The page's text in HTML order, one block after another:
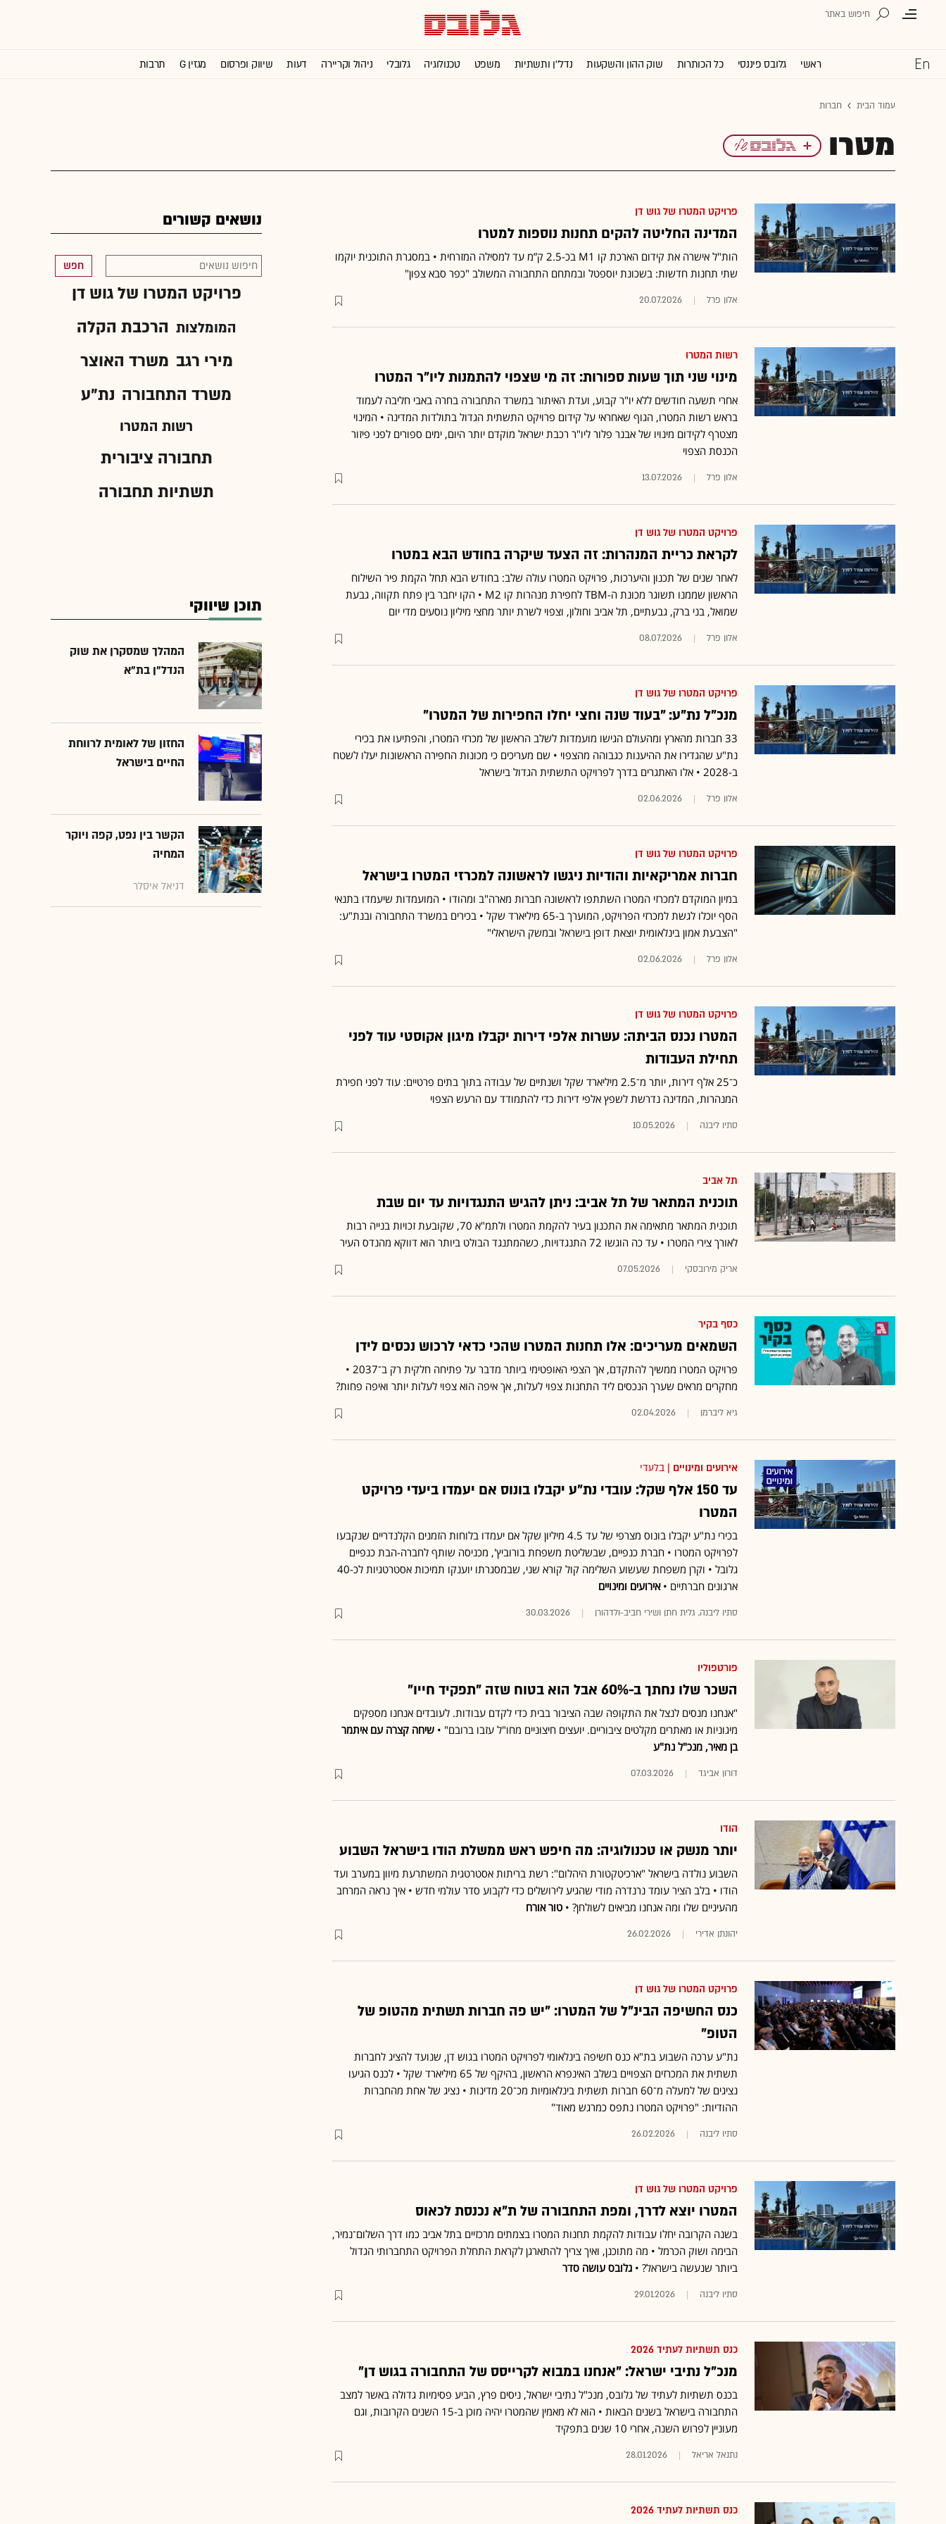
ראשי גלובס פיננסי כל הכותרות שוק ההון והשקעות נדל''ן ותשתיות משפט טכנולוגיה גלובלי ניהול וקריירה דעות שיווק ופרסום מגזין G תרבות
עמוד הבית חברות
מטרו
פרויקט המטרו של גוש דן
המדינה החליטה להקים תחנות נוספות למטרו
הות"ל אישרה את קידום הארכת קו M1 בכ-2.5 ק”מ עד למסילה המזרחית • במסגרת התוכנית יוקמו
שתי תחנות חדשות: בשכונת יוספטל ובמתחם התחבורה המשולב "כפר סבא צפון"
אלון פרל 20.07.2026
רשות המטרו
מינוי שני תוך שעות ספורות: זה מי שצפוי להתמנות ליו"ר המטרו
אחרי תשעה חודשים ללא יו"ר קבוע, ועדת האיתור במשרד התחבורה בחרה באבי חליבה לעמוד
בראש רשות המטרו, הגוף שאחראי על קידום פרויקט התשתית הגדול בתולדות המדינה • המינוי
מצטרף לקידום מינויו של אבנר פלור ליו"ר רכבת ישראל מוקדם יותר היום, ימים ספורים לפני פיזור
הכנסת הצפוי
אלון פרל 13.07.2026
פרויקט המטרו של גוש דן
לקראת כריית המנהרות: זה הצעד שיקרה בחודש הבא במטרו
לאחר שנים של תכנון והיערכות, פרויקט המטרו עולה שלב: בחודש הבא תחל הקמת פיר השילוח
הראשון שממנו תשוגר מכונת ה-TBM לחפירת מנהרות קו M2 • הקו יחבר בין פתח תקווה, גבעת
שמואל, בני ברק, גבעתיים, תל אביב וחולון, וצפוי לשרת יותר מחצי מיליון נוסעים מדי יום
אלון פרל 08.07.2026
פרויקט המטרו של גוש דן
מנכ"ל נת"ע: "בעוד שנה וחצי יחלו החפירות של המטרו"
33 חברות מהארץ ומהעולם הגישו מועמדות לשלב הראשון של מכרזי המטרו, והפתיעו את בכירי
נת"ע שהגדירו את ההיענות כגבוהה מהצפוי • שם מעריכים כי מכונות החפירה הראשונות יעלו לשטח
ב-2028 • אלו האתגרים בדרך לפרויקט התשתית הגדול בישראל
אלון פרל 02.06.2026
פרויקט המטרו של גוש דן
חברות אמריקאיות והודיות ניגשו לראשונה למכרזי המטרו בישראל
במיון המוקדם למכרזי המטרו השתתפו לראשונה חברות מארה"ב ומהודו • המועמדות שיעמדו בתנאי
הסף יוכלו לגשת למכרזי הפרויקט, המוערך ב-65 מיליארד שקל • בכירים במשרד התחבורה ובנת"ע:
"הצבעת אמון בינלאומית יוצאת דופן בישראל ובמשק הישראלי"
אלון פרל 02.06.2026
פרויקט המטרו של גוש דן
המטרו נכנס הביתה: עשרות אלפי דירות יקבלו מיגון אקוסטי עוד לפני
תחילת העבודות
כ־25 אלף דירות, יותר מ־2.5 מיליארד שקל ושנתיים של עבודה בתוך בתים פרטיים: עוד לפני חפירת
המנהרות, המדינה נדרשת לשפץ אלפי דירות כדי להתמודד עם הרעש הצפוי
סתיו ליבנה 10.05.2026
תל אביב
תוכנית המתאר של תל אביב: ניתן להגיש התנגדויות עד יום שבת
תוכנית המתאר מתאימה את התכנון בעיר להקמת המטרו ולתמ"א 70, שקובעת זכויות בנייה רבות
לאורך צירי המטרו • עד כה הוגשו 72 התנגדויות, כשהמתנגד הבולט ביותר הוא דווקא מהנדס העיר
אריק מירובסקי 07.05.2026
כסף בקיר
השמאים מעריכים: אלו תחנות המטרו שהכי כדאי לרכוש נכסים לידן
פרויקט המטרו ממשיך להתקדם, אך הצפי האופטימי ביותר מדבר על פתיחה חלקית רק ב־2037 •
מחקרים מראים שערך הנכסים ליד התחנות צפוי לעלות, אך איפה הוא צפוי לעלות יותר ואיפה פחות?
גיא ליברמן 02.04.2026
אירועים ומינויים | בלעדי
עד 150 אלף שקל: עובדי נת"ע יקבלו בונוס אם יעמדו ביעדי פרויקט
המטרו
בכירי נת"ע יקבלו בונוס מצרפי של עד 4.5 מיליון שקל אם יעמדו בלוחות הזמנים הקלנדריים שנקבעו
לפרויקט המטרו • חברת כנפיים, שבשליטת משפחת בורוביץ', מכניסה שותף לחברה-הבת כנפיים
גלובל • וקרן משפחת שעשוע השלימה קול קורא שני, שבמסגרתו יוענקו תמיכות אסטרטגיות לכ-40
ארגונים חברתיים •אירועים ומינויים
סתיו ליבנה, גלית חתן ושירי חביב-ולדהורן 30.03.2026
פורטפוליו
השכר שלו נחתך ב-60% אבל הוא בטוח שזה "תפקיד חייו"
"אנחנו מנסים לנצל את התקופה שבה הציבור בבית כדי לקדם עבודות. לעובדים אנחנו מספקים
מיגוניות או מאתרים מקלטים ציבוריים. יועצים חיצוניים מחו"ל עזבו ברובם" • שיחה קצרה עם איתמר
בן מאיר, מנכ"ל נת"ע
דורון אביגד 07.03.2026
הודו
יותר מנשק או טכנולוגיה: מה חיפש ראש ממשלת הודו בישראל השבוע
השבוע נולדה בישראל "ארכיטקטורת היהלום": רשת בריתות אסטרטגית המשתרעת מיוון במערב ועד
הודו • בלב הציר עומד נרנדרה מודי שהגיע לירושלים כדי לקבוע סדר עולמי חדש • איך נראה המרחב
מהעיניים שלו ומה אנחנו מביאים לשולחן? • טור אורח
יהונתן אדירי 26.02.2026
פרויקט המטרו של גוש דן
כנס החשיפה הבינ"ל של המטרו: "יש פה חברות תשתית מהטופ של
הטופ"
נת"ע ערכה השבוע בת"א כנס חשיפה בינלאומי לפרויקט המטרו בגוש דן, שנועד להציג לחברות
תשתית את המכרזים הצפויים בשלב האינפרא הראשון, בהיקף של 65 מיליארד שקל • לכנס הגיעו
נציגים של למעלה מ־60 חברות תשתית בינלאומיות מכ־20 מדינות • נציג של אחת מהחברות
ההודיות: "פרויקט המטרו נתפס כמרגש מאוד"
סתיו ליבנה 26.02.2026
פרויקט המטרו של גוש דן
המטרו יוצא לדרך, ומפת התחבורה של ת"א נכנסת לכאוס
בשנה הקרובה יחלו עבודות להקמת תחנות המטרו בצמתים מרכזיים בתל אביב כמו דרך השלום־נמיר,
הבימה ושוק הכרמל • מה מתוכנן, ואיך צריך להתארגן לקראת התחלת הפרויקט התחברותי הגדול
ביותר שנעשה בישראל? • גלובס עושה סדר
סתיו ליבנה 29.01.2026
כנס תשתיות לעתיד 2026
מנכ"ל נתיבי ישראל: "אנחנו במבוא לקרייסס של התחבורה בגוש דן"
בכנס תשתיות לעתיד של גלובס, מנכ"ל נתיבי ישראל, ניסים פרץ, הביע פסימיות גדולה באשר למצב
התחבורה בישראל בשנים הבאות • הוא לא מאמין שהמטרו יהיה מוכן ב-15 השנים הקרובות, וגם
מעוניין לפרוש השנה, אחרי 10 שנים בתפקיד
נתנאל אריאל 28.01.2026
כנס תשתיות לעתיד 2026
נושאים קשורים
חפש
פרויקט המטרו של גוש דן
המומלצות הרכבת הקלה
מירי רגב משרד האוצר
משרד התחבורה נת"ע
רשות המטרו
תחבורה ציבורית
תשתיות תחבורה
תוכן שיווקי
המהלך שמסקרן את שוק
הנדל"ן בת"א
החזון של לאומית לרווחת
החיים בישראל
הקשר בין נפט, קפה ויוקר
המחיה
דניאל איסלר